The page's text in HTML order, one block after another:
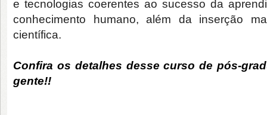
e tecnologias coerentes ao sucesso da
conhecimento humano, além da inserção
científica.
Confira os detalhes desse curso de pós-
gente!!